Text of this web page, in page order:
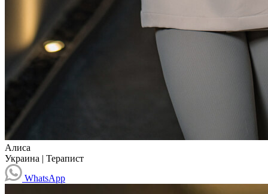
Алиса
Украина | Терапист
WhatsApp